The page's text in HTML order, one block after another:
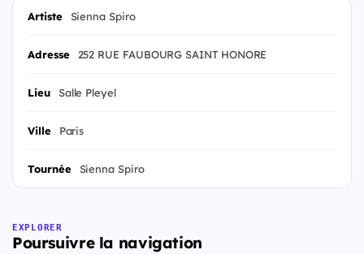
Artiste Sienna Spiro
Adresse 252 RUE FAUBOURG SAINT HONORE
Lieu Salle Pleyel
Ville Paris
Tournée Sienna Spiro
EXPLORER
Poursuivre la navigation